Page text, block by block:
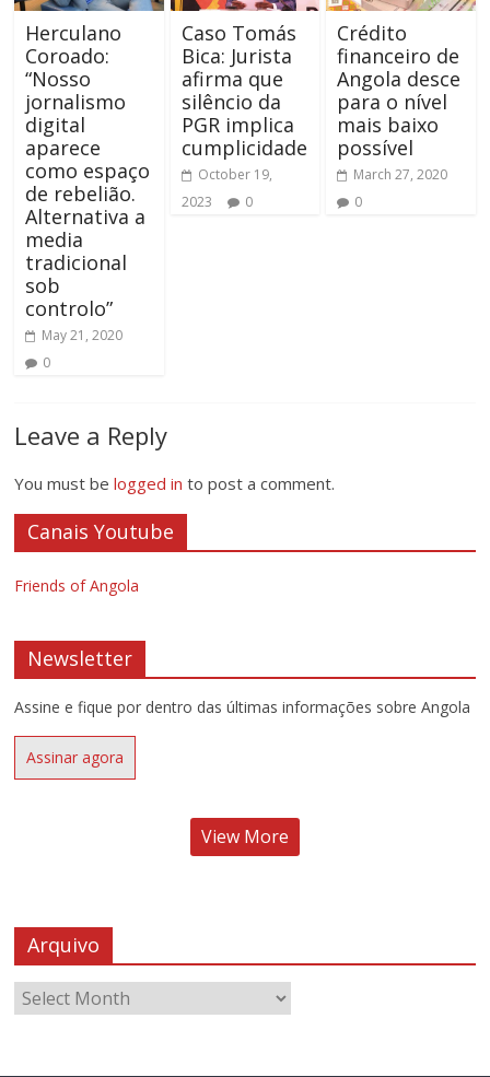
Herculano
Coroado:
“Nosso
jornalismo
digital
aparece
como espaço
de rebelião.
Alternativa a
media
tradicional
sob
controlo”
May 21, 2020
0
Caso Tomás
Bica: Jurista
afirma que
silêncio da
PGR implica
cumplicidade
October 19,
2023
0
Crédito
financeiro de
Angola desce
para o nível
mais baixo
possível
March 27, 2020
0
Leave a Reply
You must belogged in to post a comment.
Canais Youtube
Friends of Angola
Newsletter
Assine e fique por dentro das últimas informações sobre Angola
Assinar agora
View More
Arquivo